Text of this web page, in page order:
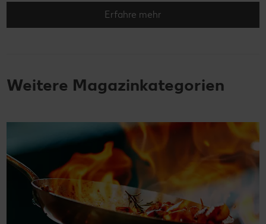
Erfahre mehr
Weitere Magazinkategorien